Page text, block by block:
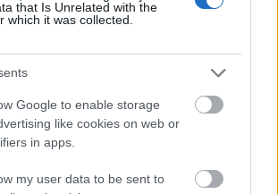
that Is Unrelated with the
which it was collected.
Google to enable storage
like cookies on web or
in apps.
my user data to be sent to
közelében lévő logisztikai bázis út- és
közműhálózatának fejlesztése
Látlelet a hazai víziközművekről?
Egyetlen, fél évszázados vezetéken
múlt Bicske vízellátása